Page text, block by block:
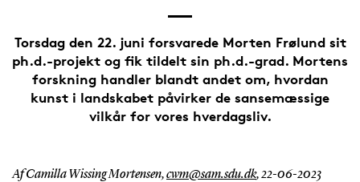
Torsdag den 22. juni forsvarede Morten Frølund sit
ph.d.-projekt og fik tildelt sin ph.d.-grad. Mortens
forskning handler blandt andet om, hvordan
kunst i landskabet påvirker de sansemæssige
vilkår for vores hverdagsliv.
Af Camilla Wissing Mortensen,cwm@sam.sdu.dk,22-06-2023